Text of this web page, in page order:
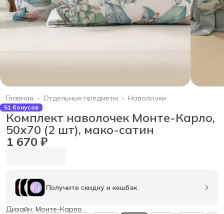
Наволочки
Отдельные предметы ›
Главная ›
51 бонусов
Комплект наволочек Монте-Карло,
50х70 (2 шт), мако-сатин
1 670 ₽
Получите скидку и кешбэк
Дизайн: Монте-Карло